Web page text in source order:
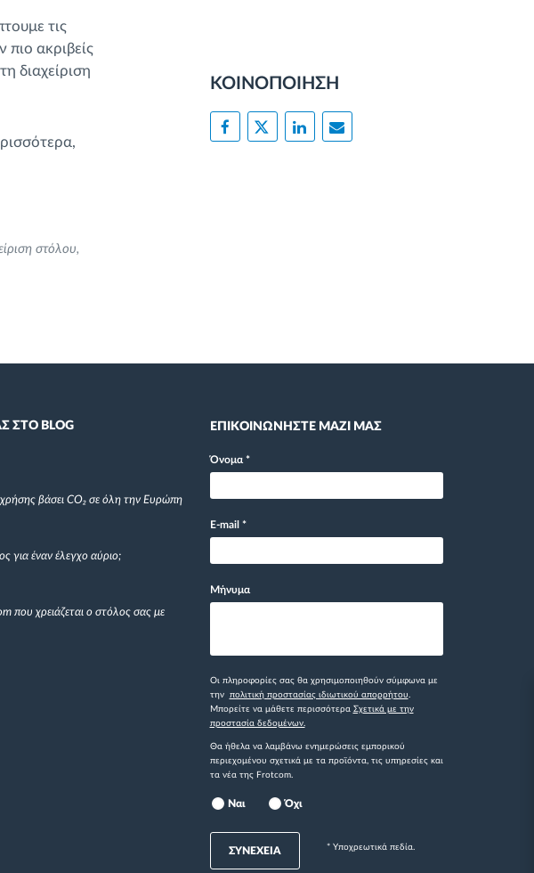
τις
ακριβείς
διαχείριση
στόλου
ΚΟΙΝΟΠΟΙΗΣΗ
ΣΤΟ BLOG
βάσει CO₂ σε όλη την Ευρώπη
για έναν έλεγχο αύριο;
που χρειάζεται ο στόλος σας με
ΕΠΙΚΟΙΝΩΝΗΣΤΕ ΜΑΖΙ ΜΑΣ
Όνομα *
E-mail *
Μήνυμα
Οι πληροφορίες σας θα χρησιμοποιηθούν σύμφωνα με
την πολιτική προστασίας ιδιωτικού απορρήτου
Μπορείτε να μάθετε περισσότερα Σχετικά με την
προστασία δεδομένων.
Θα ήθελα να λαμβάνω ενημερώσεις εμπορικού
περιεχομένου σχετικά με τα προϊόντα, τις υπηρεσίες και
τα νέα της Frotcom.
Ναι Όχι
ΣΥΝΕΧΕΙΑ * Yποχρεωτικά πεδία.